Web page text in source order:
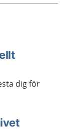
dig för